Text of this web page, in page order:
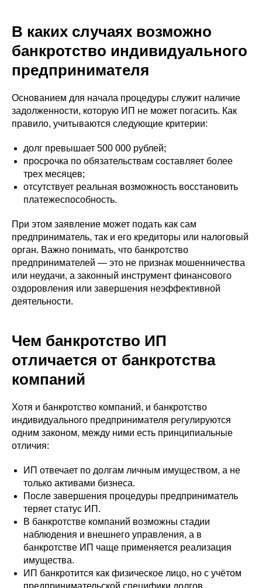
В каких случаях возможно
банкротство индивидуального
предпринимателя
Основанием для начала процедуры служит наличие
задолженности, которую ИП не может погасить. Как
правило, учитываются следующие критерии:
долг превышает 500 000 рублей;
просрочка по обязательствам составляет более
трех месяцев;
отсутствует реальная возможность восстановить
платежеспособность.
При этом заявление может подать как сам
предприниматель, так и его кредиторы или налоговый
орган. Важно понимать, что банкротство
предпринимателей — это не признак мошенничества
или неудачи, а законный инструмент финансового
оздоровления или завершения неэффективной
деятельности.
Чем банкротство ИП
отличается от банкротства
компаний
Хотя и банкротство компаний, и банкротство
индивидуального предпринимателя регулируются
одним законом, между ними есть принципиальные
отличия:
ИП отвечает по долгам личным имуществом, а не
только активами бизнеса.
После завершения процедуры предприниматель
теряет статус ИП.
В банкротстве компаний возможны стадии
наблюдения и внешнего управления, а в
банкротстве ИП чаще применяется реализация
имущества.
ИП банкротится как физическое лицо, но с учётом